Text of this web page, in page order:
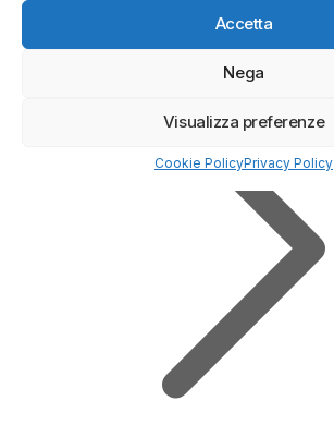
Accetta
Nega
Visualizza preferenze
Cookie PolicyPrivacy Policy
Prova Demo Gratuita